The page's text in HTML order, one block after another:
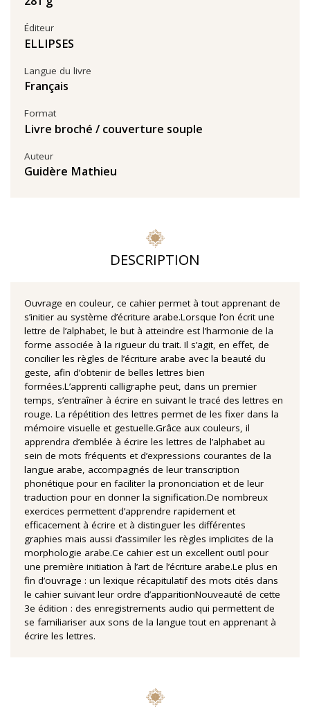
Auteur
Guidère Mathieu
Éditeur
ELLIPSES
Langue du livre
Français
Format
Livre broché / couverture souple
DESCRIPTION
Ouvrage en couleur, ce cahier permet à tout apprenant de
s’initier au système d’écriture arabe.Lorsque l’on écrit une
lettre de l’alphabet, le but à atteindre est l’harmonie de la
forme associée à la rigueur du trait. Il s’agit, en effet, de
concilier les règles de l’écriture arabe avec la beauté du
geste, afin d’obtenir de belles lettres bien
formées.L’apprenti calligraphe peut, dans un premier
temps, s’entraîner à écrire en suivant le tracé des lettres en
rouge. La répétition des lettres permet de les fixer dans la
mémoire visuelle et gestuelle.Grâce aux couleurs, il
apprendra d’emblée à écrire les lettres de l’alphabet au
sein de mots fréquents et d’expressions courantes de la
langue arabe, accompagnés de leur transcription
phonétique pour en faciliter la prononciation et de leur
traduction pour en donner la signification.De nombreux
exercices permettent d’apprendre rapidement et
efficacement à écrire et à distinguer les différentes
graphies mais aussi d’assimiler les règles implicites de la
morphologie arabe.Ce cahier est un excellent outil pour
une première initiation à l’art de l’écriture arabe.Le plus en
fin d’ouvrage : un lexique récapitulatif des mots cités dans
le cahier suivant leur ordre d’apparitionNouveauté de cette
3e édition : des enregistrements audio qui permettent de
se familiariser aux sons de la langue tout en apprenant à
écrire les lettres.